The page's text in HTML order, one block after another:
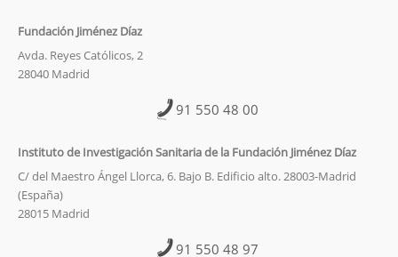
Fundación Jiménez Díaz
Avda. Reyes Católicos, 2
28040 Madrid
91 550 48 00
Instituto de Investigación Sanitaria de la Fundación Jiménez Díaz
C/ del Maestro Ángel Llorca, 6. Bajo B. Edificio alto. 28003-Madrid
(España)
28015 Madrid
91 550 48 97